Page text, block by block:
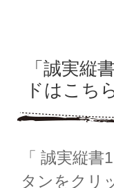
「誠実縦
ドはこち
「 誠実縦
タンをクリ